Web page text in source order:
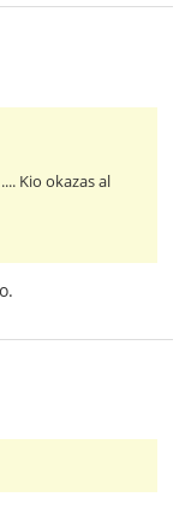
Kio okazas al